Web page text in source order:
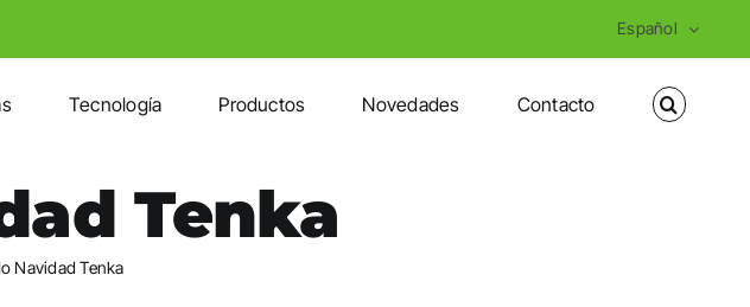
Español
Tecnología Productos Novedades Contacto
Tenka
Navidad Tenka